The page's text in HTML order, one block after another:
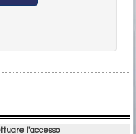
l'accesso